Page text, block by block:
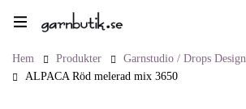
Hem Produkter
Garnstudio / Drops Design
ALPACA Röd melerad mix 3650